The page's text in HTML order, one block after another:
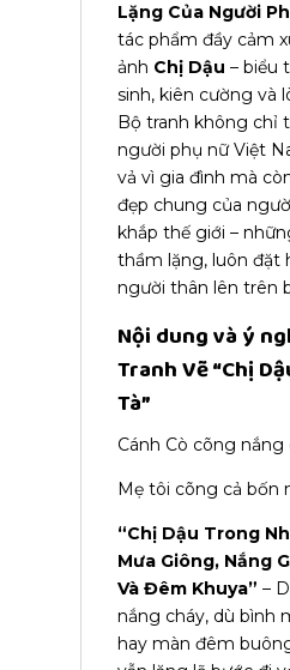
Lặng Của Người
tác phẩm đầy cảm
ảnh Chị Dậu – biểu
sinh, kiên cường và
Bộ tranh không chỉ
người phụ nữ Việt
vả vì gia đình mà
đẹp chung của
khắp thế giới –
thầm lặng, luôn đặt
người thân lên trên
Nội dung và ý
Tranh Vẽ“Chị
Tà”
Cánh Cò cõng
Mẹ tôi cõng cả bốn
“Chị Dậu Trong
Mưa Giông, Nắng
Và Đêm Khuya” –
nắng cháy, dù bình
hay màn đêm